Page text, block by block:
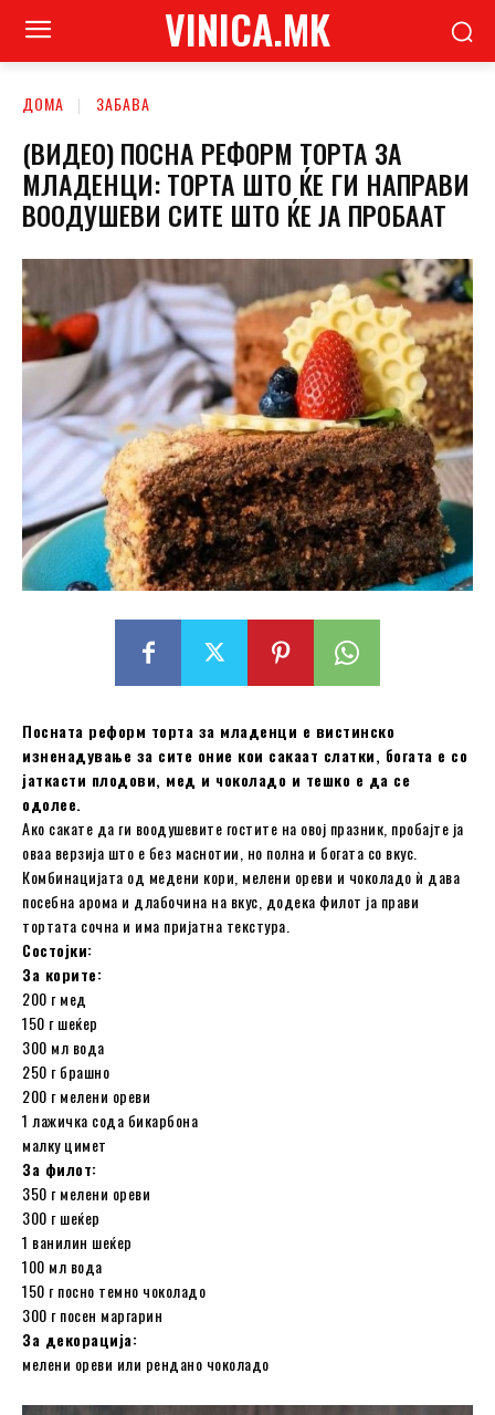
VINICA.MK
ДОМА ЗАБАВА
(ВИДЕО) ПОСНА РЕФОРМ ТОРТА ЗА
МЛАДЕНЦИ: ТОРТА ШТО ЌЕ ГИ НАПРАВИ
ВООДУШЕВИ СИТЕ ШТО ЌЕ ЈА ПРОБААТ
Посната реформ торта за младенци е вистинско
изненадување за сите оние кои сакаат слатки, богата е со
јаткасти плодови, мед и чоколадо и тешко е да се
одолее.
Ако сакате да ги воодушевите гостите на овој празник, пробајте ја
оваа верзија што е без маснотии, но полна и богата со вкус.
Комбинацијата од медени кори, мелени ореви и чоколадо ѝ дава
посебна арома и длабочина на вкус, додека филот ја прави
тортата сочна и има пријатна текстура.
Состојки:
За корите:
200 г мед
150 г шеќер
300 мл вода
250 г брашно
200 г мелени ореви
1 лажичка сода бикарбона
малку цимет
За филот:
350 г мелени ореви
300 г шеќер
1 ванилин шеќер
100 мл вода
150 г посно темно чоколадо
300 г посен маргарин
За декорација:
мелени ореви или рендано чоколадо